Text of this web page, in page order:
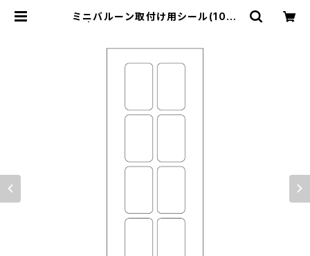
ミニバルーン取付け用シール(10枚